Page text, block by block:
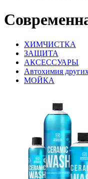
ХИМЧИСТКА
ЗАЩИТА
АКСЕССУАРЫ
Автохимия
МОЙКА